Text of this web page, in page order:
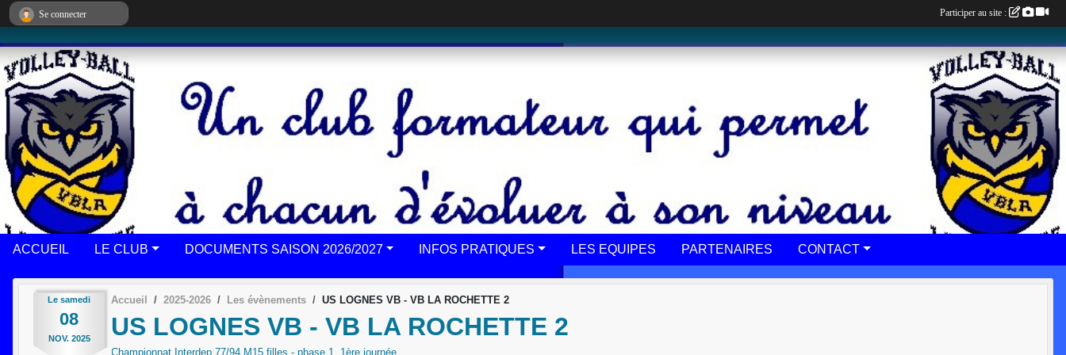
ACCUEIL LE CLUB DOCUMENTS SAISON 2026/2027 INFOS PRATIQUES LES EQUIPES PARTENAIRES CONTACT
Le samedi
08
NOV. 2025
Accueil 2025-2026 Les évènements US LOGNES VB - VB LA ROCHETTE 2
US LOGNES VB - VB LA ROCHETTE 2
Championnat Interdep 77/94 M15 filles - phase 1, 1ère journée
Se connecter Participer au site :
Panneau de gestion des cookies